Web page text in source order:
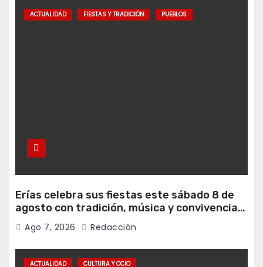
ACTUALIDAD FIESTAS Y TRADICIÓN PUEBLOS
Erías celebra sus fiestas este sábado 8 de
agosto con tradición, música y convivencia
vecinal
Ago 7, 2026 Redacción
ACTUALIDAD CULTURA Y OCIO